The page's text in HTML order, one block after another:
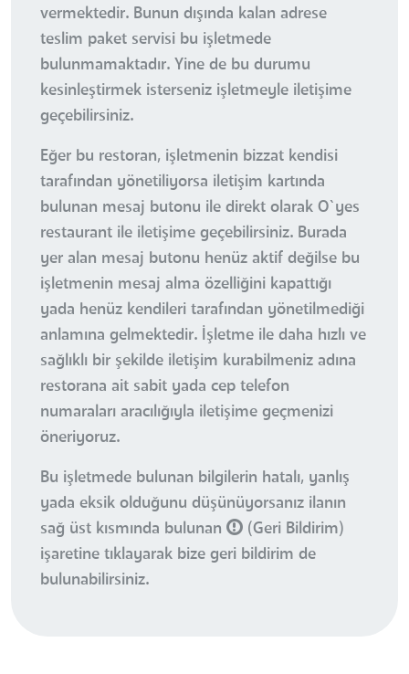
vermektedir. Bunun dışında kalan adrese
teslim paket servisi bu işletmede
bulunmamaktadır. Yine de bu durumu
kesinleştirmek isterseniz işletmeyle iletişime
geçebilirsiniz.
Eğer bu restoran, işletmenin bizzat kendisi
tarafından yönetiliyorsa iletişim kartında
bulunan mesaj butonu ile direkt olarak O`yes
restaurant ile iletişime geçebilirsiniz. Burada
yer alan mesaj butonu henüz aktif değilse bu
işletmenin mesaj alma özelliğini kapattığı
yada henüz kendileri tarafından yönetilmediği
anlamına gelmektedir. İşletme ile daha hızlı ve
sağlıklı bir şekilde iletişim kurabilmeniz adına
restorana ait sabit yada cep telefon
numaraları aracılığıyla iletişime geçmenizi
öneriyoruz.
Bu işletmede bulunan bilgilerin hatalı, yanlış
yada eksik olduğunu düşünüyorsanız ilanın
sağ üst kısmında bulunan
(Geri Bildirim)
işaretine tıklayarak bize geri bildirim de
bulunabilirsiniz.